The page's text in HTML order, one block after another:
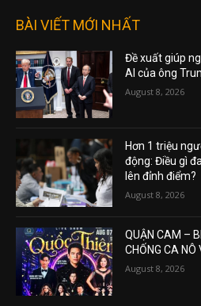
BÀI VIẾT MỚI NHẤT
Đề xuất giúp
AI của ông
August 8, 2026
Hơn 1 triệu
động: Điều gì
lên đỉnh điểm?
August 8, 2026
QUẬN CAM –
CHỐNG CA NÔ
August 8, 2026